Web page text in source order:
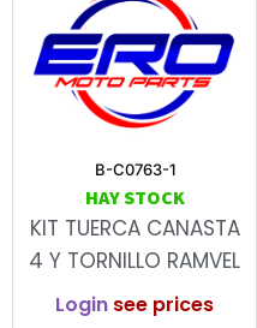
B-C0763-1
HAY STOCK
KIT TUERCA CANASTA
4 Y TORNILLO RAMVEL
Login see prices